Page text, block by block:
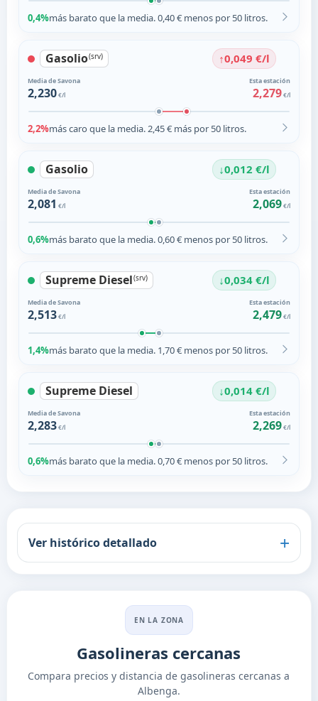
0,4%más barato que la media. 0,40 € menos por 50 litros.
Gasolio(srv) ↑0,049 €/l
Media de Savona
2,230€/l
Esta estación
2,279€/l
2,2%más caro que la media. 2,45 € más por 50 litros.
Gasolio ↓0,012 €/l
Media de Savona
2,081 €/l
Esta estación
2,069€/l
0,6%más barato que la media. 0,60 € menos por 50 litros.
Supreme Diesel(srv) ↓0,034 €/l
Media de Savona
2,513€/l
Esta estación
2,479€/l
1,4%más barato que la media. 1,70 € menos por 50 litros.
Supreme Diesel ↓0,014 €/l
Media de Savona
2,283€/l
Esta estación
2,269€/l
0,6%más barato que la media. 0,70 € menos por 50 litros.
Ver histórico detallado
EN LA ZONA
Gasolineras cercanas
Compara precios y distancia de gasolineras cercanas a
Albenga.